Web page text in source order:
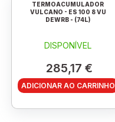
TERMOACUMULADOR
VULCANO - ES 100 8 VU
DEWRB - (74L)
DISPONÍVEL
285,17 €
ADICIONAR AO CARRINHO